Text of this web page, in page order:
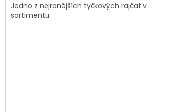
Jedno z nejranějších tyčkových rajčat v
sortimentu.